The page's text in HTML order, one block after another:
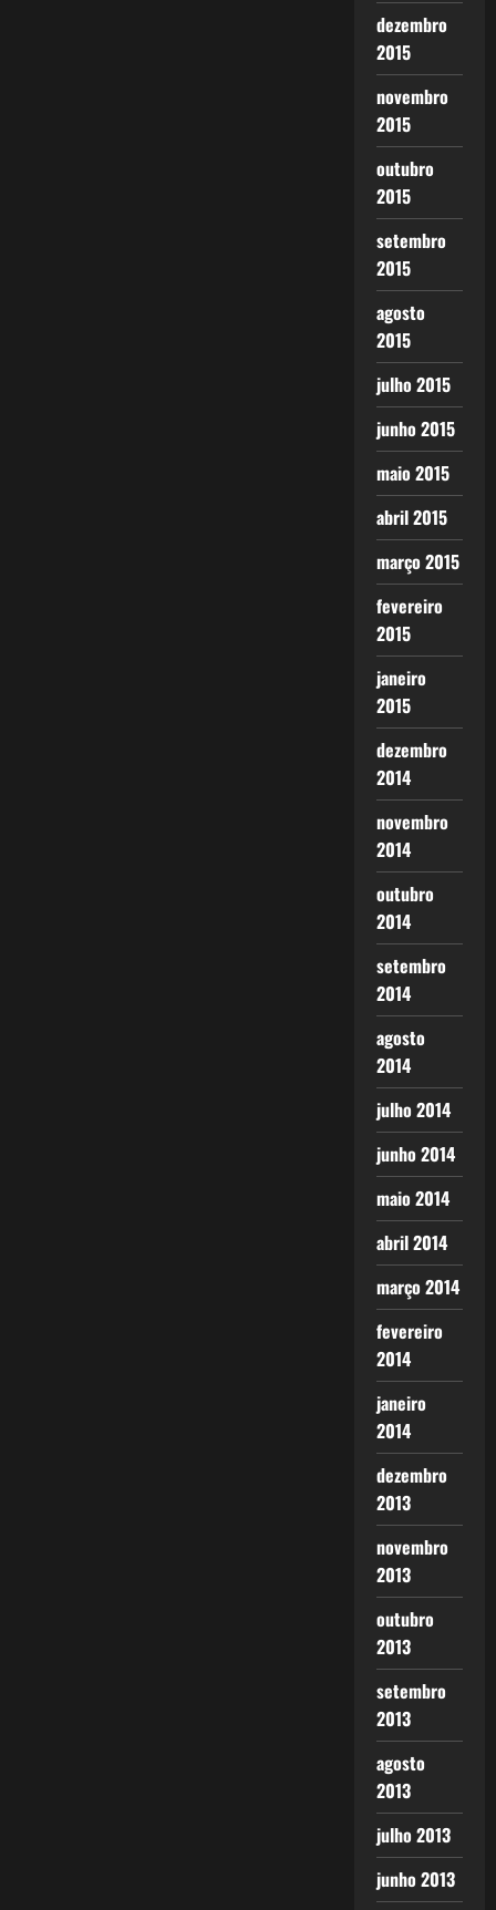
dezembro
2015
novembro
2015
outubro
2015
setembro
2015
agosto
2015
julho 2015
junho 2015
maio 2015
abril 2015
março 2015
fevereiro
2015
janeiro
2015
dezembro
2014
novembro
2014
outubro
2014
setembro
2014
agosto
2014
julho 2014
junho 2014
maio 2014
abril 2014
março 2014
fevereiro
2014
janeiro
2014
dezembro
2013
novembro
2013
outubro
2013
setembro
2013
agosto
2013
julho 2013
junho 2013